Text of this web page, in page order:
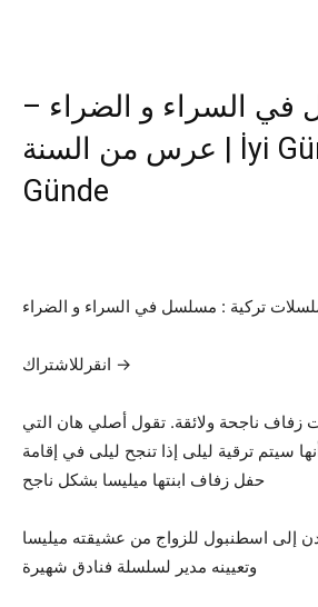
السراء و الضراء –
عرس من السنة | İyi Günde Kötü
Günde
تركية : مسلسل في السراء و الضراء
انقرللاشتراك →
زفاف ناجحة ولائقة. تقول أصلي هان التي
سيتم ترقية ليلى إذا تنجح ليلى في إقامة
حفل زفاف ابنتها ميليسا بشكل ناجح
إلى اسطنبول للزواج من عشيقته ميليسا
وتعيينه مدير لسلسلة فنادق شهيرة